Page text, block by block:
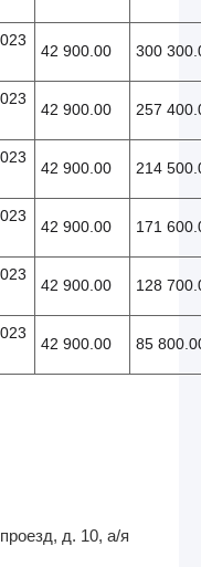
42 900.00 300
42 900.00 257
42 900.00 214
42 900.00 171
42 900.00 128
42 900.00 85
д. 10, а/я